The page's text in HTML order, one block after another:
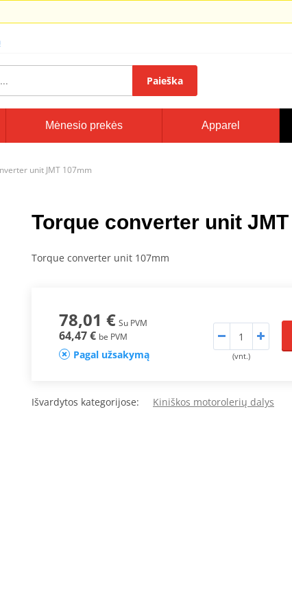
Paieška
Mėnesio prekės Apparel
unit JMT 107mm
Torque converter unit
Torque converter unit 107mm
78,01 € Su PVM
64,47 € be PVM
Pagal užsakymą (vnt.)
Išvardytos kategorijose: Kiniškos motorolerių dalys